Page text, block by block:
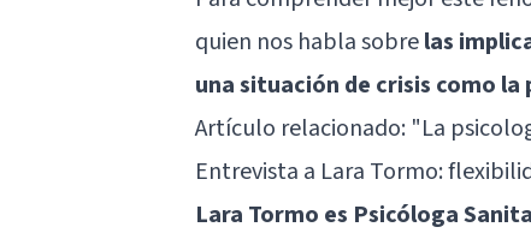
quien nos habla sobrelas
una situación de crisis como la
Artículo relacionado: "La
Entrevista a Lara Tormo:
Lara Tormo es Psicóloga